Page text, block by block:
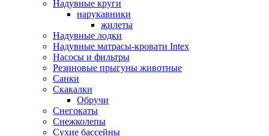
Надувные круги
нарукавники
жилеты
Надувные лодки
Надувные матрасы-кровати Intex
Насосы и фильтры
Резиновые прыгуны животные
Санки
Скакалки
Обручи
Снегокаты
Снежколепы
Сухие бассейны